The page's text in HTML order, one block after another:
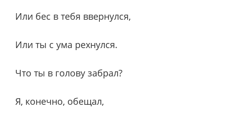
Или бес в тебя ввернулся,
Или ты с ума рехнулся.
Что ты в голову забрал?
Я, конечно, обещал,